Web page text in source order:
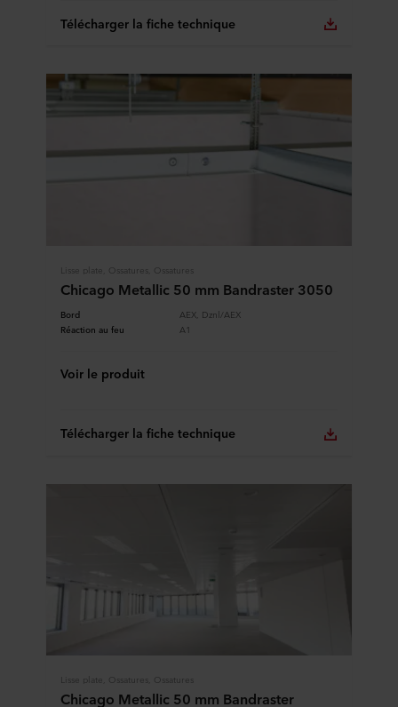
Télécharger la fiche technique
Lisse plate, Ossatures, Ossatures
Chicago Metallic 50 mm Bandraster 3050
Bord
AEX, Dznl/AEX
Réaction au feu
A1
Voir le produit
Télécharger la fiche technique
Lisse plate, Ossatures, Ossatures
Chicago Metallic 50 mm Bandraster